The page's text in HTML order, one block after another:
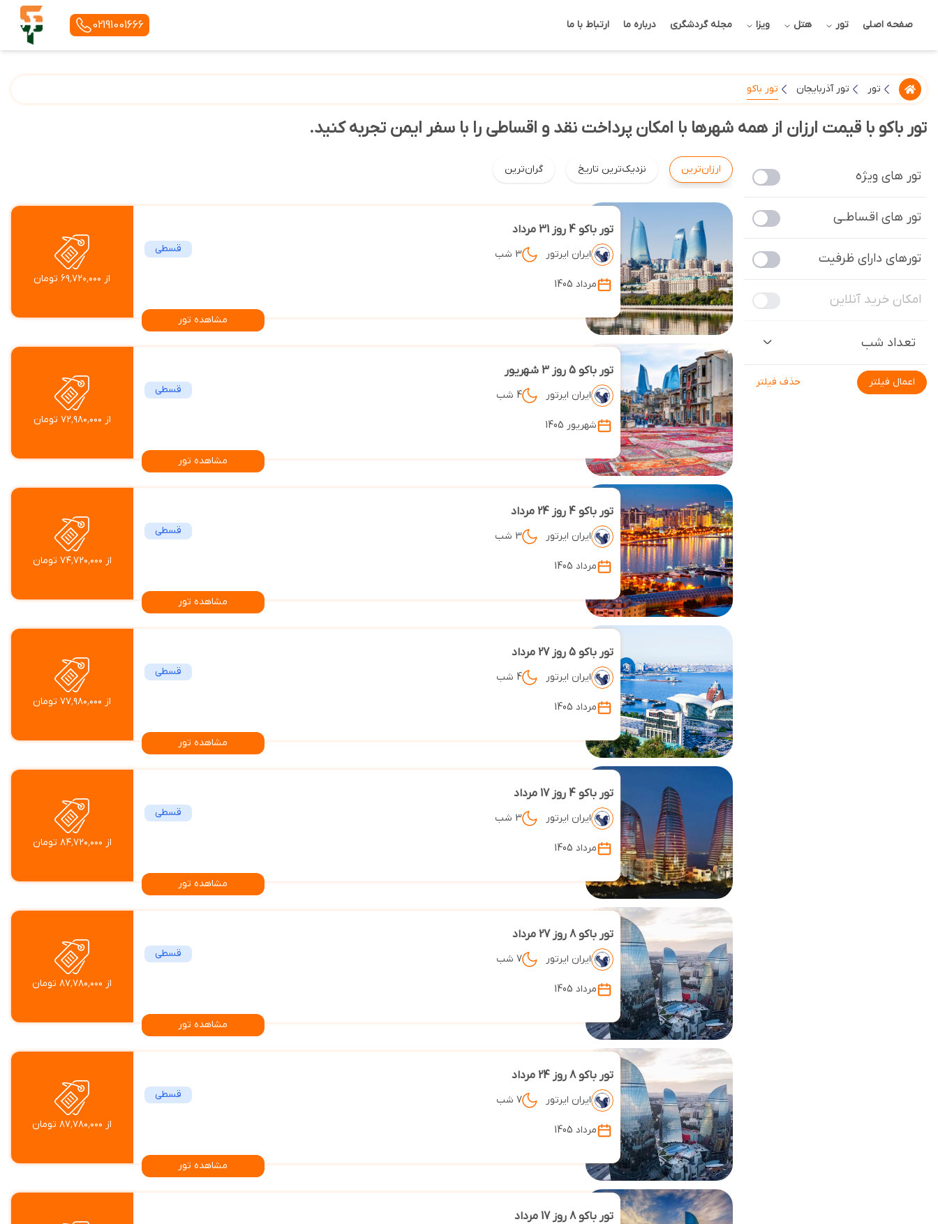
صفحه اصلی تور هتل ویزا مجله گردشگری درباره ما ارتباط با ما 02191001666
تور تور آذربایجان تور باکو
تور باکو با قیمت ارزان از همه شهرها با امکان پرداخت نقد و اقساطی را با سفر ایمن تجربه کنید.
تور های ویژه
تور های اقساطـی
تورهای دارای ظرفیت
امکان خرید آنلاین
تعداد شب
اعمال فیلتر حذف فیلتر
ارزان‌ترین نزدیک‌ترین تاریخ گران‌ترین
تور باکو 4 روز 31 مرداد
ایران ایرتور 3 شب قسطی
مرداد 1405
مشاهده تور
از ۶۹٬۷۲۰٬۰۰۰ تومان
تور باکو 5 روز 3 شهریور
ایران ایرتور 4 شب قسطی
شهریور 1405
مشاهده تور
از ۷۲٬۹۸۰٬۰۰۰ تومان
تور باکو 4 روز 24 مرداد
ایران ایرتور 3 شب قسطی
مرداد 1405
مشاهده تور
از ۷۴٬۷۲۰٬۰۰۰ تومان
تور باکو 5 روز 27 مرداد
ایران ایرتور 4 شب قسطی
مرداد 1405
مشاهده تور
از ۷۷٬۹۸۰٬۰۰۰ تومان
تور باکو 4 روز 17 مرداد
ایران ایرتور 3 شب قسطی
مرداد 1405
مشاهده تور
از ۸۴٬۷۲۰٬۰۰۰ تومان
تور باکو 8 روز 27 مرداد
ایران ایرتور 7 شب قسطی
مرداد 1405
مشاهده تور
از ۸۷٬۷۸۰٬۰۰۰ تومان
تور باکو 8 روز 24 مرداد
ایران ایرتور 7 شب قسطی
مرداد 1405
مشاهده تور
از ۸۷٬۷۸۰٬۰۰۰ تومان
تور باکو 8 روز 17 مرداد